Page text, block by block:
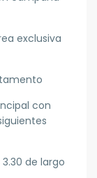
exclusiva
con
de largo